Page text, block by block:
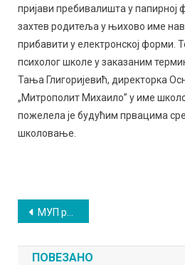
пријави пребивалишта у
захтев родитеља у њихово име
прибавити у електронској форми.
психолог школе у заказаним
Тања Глигоријевић, директорка
„Митрополит Михаило” у име
пожелела је будућим првацима
школовање.
Кретање
чланка
МУП расписао конкурс за ватрогасце
ПОВЕЗАНО